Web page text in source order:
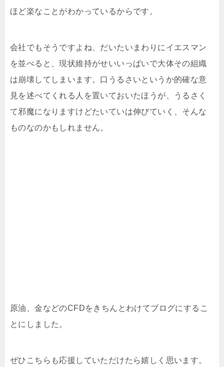
ほど楽なことがわかっているからです。
会社でもそうですよね、だいたいまわりにイエスマン
を並べると、現状維持がせいいっぱいで大体その組織
は崩壊してしまいます。口うるさいというか的確な意
見を述べてくれる人を置いておいたほうが、うるさく
て邪魔になりますけどたいていは伸びていく、そんな
ものなのかもしれません。
原油、金などのCFDをきちんとわけてブログにするこ
とにしました。
ぜひこちらも応援していただけたら嬉しく思います。